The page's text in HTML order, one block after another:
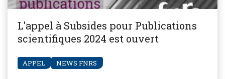
L'appel à Subsides pour Publications
scientifiques 2024 est ouvert
APPEL NEWS FNRS